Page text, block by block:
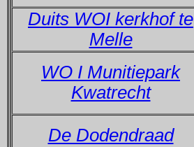
Duits WOI kerkhof te
Melle
WO I Munitiepark
Kwatrecht
De Dodendraad